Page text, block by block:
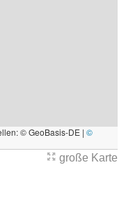
© GeoBasis-DE | ©
große Karte